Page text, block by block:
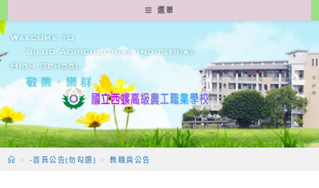
轉
至
要
容
選單
> -首頁公告(勿勾選) > 教職員公告